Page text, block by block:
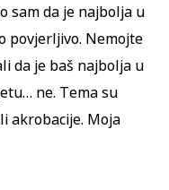
sam da je najbolja u
povjerljivo. Nemojte
da je baš najbolja u
ne. Tema su
akrobacije. Moja